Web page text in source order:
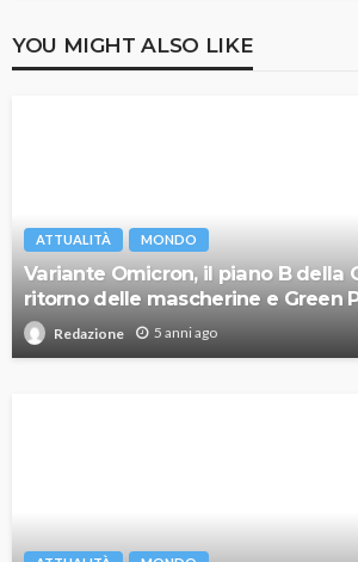
YOU MIGHT ALSO LIKE
ATTUALITÀ MONDO
Variante Omicron, il piano B della
ritorno delle mascherine e Green
Redazione 5 anni ago